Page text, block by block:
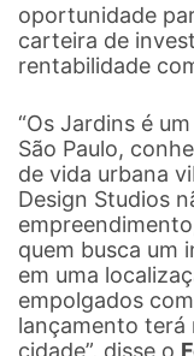
oportunidade
carteira de
rentabilidade
“Os Jardins é
São Paulo,
de vida urbana
Design Studios
quem busca um
em uma
empolgados
lançamento terá
cidade”, disse o